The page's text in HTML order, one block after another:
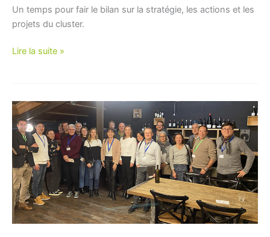
Un temps pour fair le bilan sur la stratégie, les actions et les
projets du cluster.
Retour
mois : Assemblée
Générale
du
20
février
Lire la suite »